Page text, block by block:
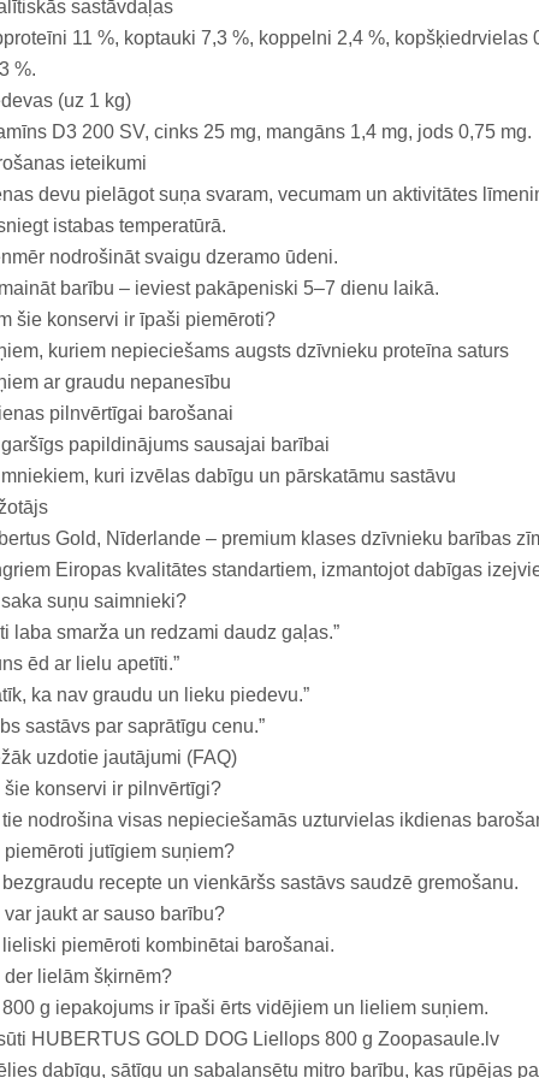
sastāvdaļas
11 %, koptauki 7,3 %, koppelni 2,4 %, kopšķiedrvielas
%.
(uz 1 kg)
D3 200 SV, cinks 25 mg, mangāns 1,4 mg, jods 0,75 mg.
ieteikumi
devu pielāgot suņa svaram, vecumam un aktivitātes
istabas temperatūrā.
nodrošināt svaigu dzeramo ūdeni.
barību – ieviest pakāpeniski 5–7 dienu laikā.
šie konservi ir īpaši piemēroti?
kuriem nepieciešams augsts dzīvnieku proteīna saturs
ar graudu nepanesību
pilnvērtīgai barošanai
papildinājums sausajai barībai
kuri izvēlas dabīgu un pārskatāmu sastāvu
Gold, Nīderlande – premium klases dzīvnieku barības
Eiropas kvalitātes standartiem, izmantojot dabīgas
suņu saimnieki?
laba smarža un redzami daudz gaļas.”
ēd ar lielu apetīti.”
ka nav graudu un lieku piedevu.”
sastāvs par saprātīgu cenu.”
uzdotie jautājumi (FAQ)
šie konservi ir pilnvērtīgi?
nodrošina visas nepieciešamās uzturvielas ikdienas
piemēroti jutīgiem suņiem?
recepte un vienkāršs sastāvs saudzē gremošanu.
var jaukt ar sauso barību?
piemēroti kombinētai barošanai.
der lielām šķirnēm?
g iepakojums ir īpaši ērts vidējiem un lieliem suņiem.
HUBERTUS GOLD DOG Liellops 800 g Zoopasaule.lv
dabīgu, sātīgu un sabalansētu mitro barību, kas rūpējas